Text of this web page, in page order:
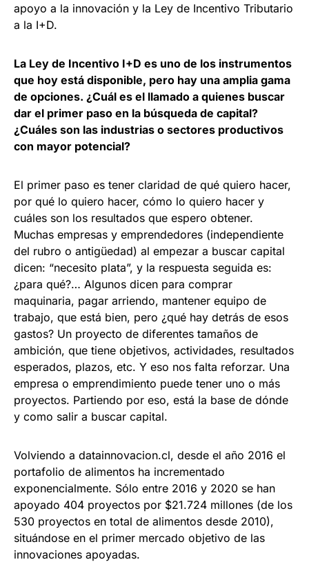
apoyo a la innovación y la Ley de Incentivo Tributario
a la I+D.
La Ley de Incentivo I+D es uno de los instrumentos
que hoy está disponible, pero hay una amplia gama
de opciones. ¿Cuál es el llamado a quienes buscar
dar el primer paso en la búsqueda de capital?
¿Cuáles son las industrias o sectores productivos
con mayor potencial?
El primer paso es tener claridad de qué quiero hacer,
por qué lo quiero hacer, cómo lo quiero hacer y
cuáles son los resultados que espero obtener.
Muchas empresas y emprendedores (independiente
del rubro o antigüedad) al empezar a buscar capital
dicen: “necesito plata”, y la respuesta seguida es:
¿para qué?… Algunos dicen para comprar
maquinaria, pagar arriendo, mantener equipo de
trabajo, que está bien, pero ¿qué hay detrás de esos
gastos? Un proyecto de diferentes tamaños de
ambición, que tiene objetivos, actividades, resultados
esperados, plazos, etc. Y eso nos falta reforzar. Una
empresa o emprendimiento puede tener uno o más
proyectos. Partiendo por eso, está la base de dónde
y como salir a buscar capital.
Volviendo a datainnovacion.cl, desde el año 2016 el
portafolio de alimentos ha incrementado
exponencialmente. Sólo entre 2016 y 2020 se han
apoyado 404 proyectos por $21.724 millones (de los
530 proyectos en total de alimentos desde 2010),
situándose en el primer mercado objetivo de las
innovaciones apoyadas.